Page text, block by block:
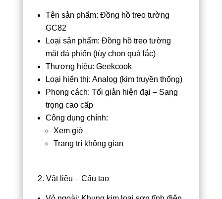
Tên sản phẩm: Đồng hồ treo tường
GC82
Loại sản phẩm: Đồng hồ treo tường
mặt đá phiến (tùy chọn quả lắc)
Thương hiệu: Geekcook
Loại hiển thị: Analog (kim truyền thống)
Phong cách: Tối giản hiện đại – Sang
trọng cao cấp
Công dụng chính:
Xem giờ
Trang trí không gian
2. Vật liệu – Cấu tạo